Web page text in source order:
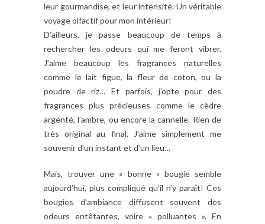
leur gourmandise, et leur intensité. Un véritable
voyage olfactif pour mon intérieur!
D’ailleurs, je passe beaucoup de temps à
rechercher les odeurs qui me feront vibrer.
J’aime beaucoup les fragrances naturelles
comme le lait figue, la fleur de coton, ou la
poudre de riz… Et parfois, j’opte pour des
fragrances plus précieuses comme le cèdre
argenté, l’ambre, ou encore la cannelle. Rien de
très original au final. J’aime simplement me
souvenir d’un instant et d’un lieu…
Mais, trouver une « bonne » bougie semble
aujourd’hui, plus compliqué qu’il n’y paraît! Ces
bougies d’ambiance diffusent souvent des
odeurs entêtantes, voire « polluantes ». En